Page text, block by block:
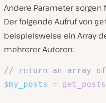
Andere Parameter sorgen
Der folgende Aufruf von
beispielsweise ein Array
mehrerer Autoren:
// return an array of
$my_posts
= get_posts